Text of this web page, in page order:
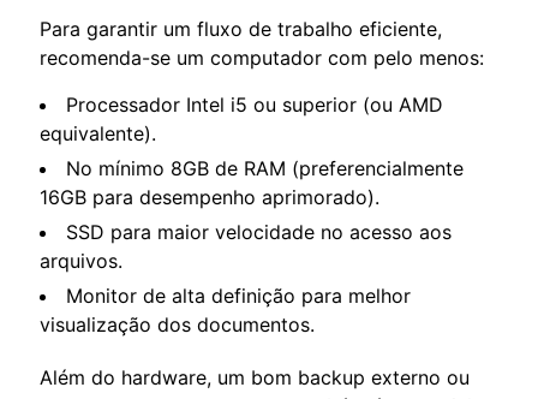
Para garantir um fluxo de trabalho eficiente,
recomenda-se um computador com pelo menos:
Processador Intel i5 ou superior (ou AMD
equivalente).
No mínimo 8GB de RAM (preferencialmente
16GB para desempenho aprimorado).
SSD para maior velocidade no acesso aos
arquivos.
Monitor de alta definição para melhor
visualização dos documentos.
Além do hardware, um bom backup externo ou